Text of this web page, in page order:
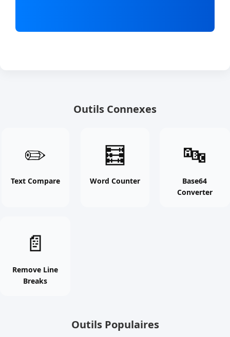
Outils Connexes
✏️
Text Compare
Compare
free
🧮
Word Counter
Word
Counter
online
free
🔤
Base64
Converter
free
tool
📄
Remove Line
Breaks
Line
online
free
Outils Populaires